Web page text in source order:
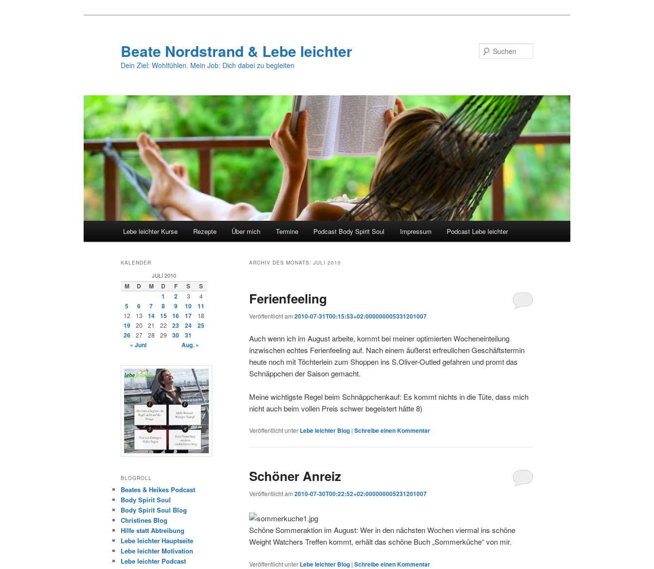
Beate Nordstrand & Lebe leichter
Dein Ziel: Wohlfühlen. Mein Job: Dich dabei zu begleiten
Lebe leichter Kurse Rezepte Über mich Termine Podcast Body Spirit Soul Impressum Podcast Lebe leichter
ARCHIV DES MONATS: JULI 2010
Ferienfeeling
Veröffentlicht am 2010-07-31T00:15:53+02:000000005331201007
Auch wenn ich im August arbeite, kommt bei meiner optimierten Wocheneinteilung
inzwischen echtes Ferienfeeling auf. Nach einem äußerst erfreulichen Geschäftstermin
heute noch mit Töchterlein zum Shoppen ins S.Oliver-Outled gefahren und promt das
Schnäppchen der Saison gemacht.
Meine wichtigste Regel beim Schnäppchenkauf: Es kommt nichts in die Tüte, dass mich
nicht auch beim vollen Preis schwer begeistert hätte 8)
Veröffentlicht unter Lebe leichter Blog | Schreibe einen Kommentar
Schöner Anreiz
Veröffentlicht am 2010-07-30T00:22:52+02:000000005231201007
Schöne Sommeraktion im August: Wer in den nächsten Wochen viermal ins schöne
Weight Watchers Treffen kommt, erhält das schöne Buch „Sommerküche“ von mir.
Veröffentlicht unter Lebe leichter Blog | Schreibe einen Kommentar
KALENDER
JULI 2010
M D M D F S
S
1
2 3 4
5 6 7 8 9 10 11
12 13 14 15 16 17 18
19 20 21 22 23 24
25
26
27 28 29 30
31
« Juni
Aug. »
BLOGROLL
Beates & Heikes Podcast
Body Spirit Soul
Body Spirit Soul Blog
Christines Blog
Hilfe statt Abtreibung
Lebe leichter Hauptseite
Lebe leichter Motivation
Lebe leichter Podcast